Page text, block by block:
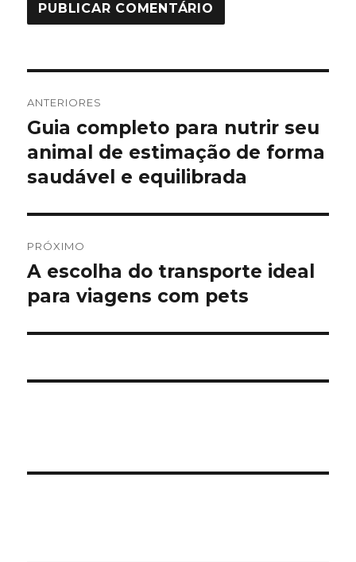
de
Post
ANTERIORES
Post
anterior:
Guia completo para nutrir seu
animal de estimação de forma
saudável e equilibrada
PRÓXIMO
Próximo
post:
A escolha do transporte ideal
para viagens com pets